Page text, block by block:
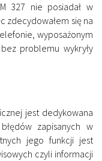
327 nie posiadał w
zdecydowałem się na
wyposażonym
problemu wykryły
jest dedykowana
zapisanych w
jego funkcji jest
czyli informacji